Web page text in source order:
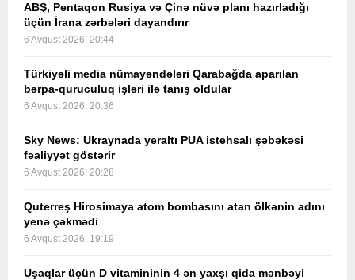
ABŞ, Pentaqon Rusiya və Çinə nüvə planı hazırladığı
üçün İrana zərbələri dayandırır
6 Avqust 2026, 20:44
Türkiyəli media nümayəndələri Qarabağda aparılan
bərpa-quruculuq işləri ilə tanış oldular
6 Avqust 2026, 20:36
Sky News: Ukraynada yeraltı PUA istehsalı şəbəkəsi
fəaliyyət göstərir
6 Avqust 2026, 20:28
Quterreş Hirosimaya atom bombasını atan ölkənin adını
yenə çəkmədi
6 Avqust 2026, 19:19
Uşaqlar üçün D vitamininin 4 ən yaxşı qida mənbəyi